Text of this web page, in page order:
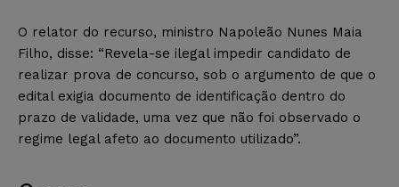
O relator do recurso, ministro Napoleão Nunes Maia
Filho, disse: “Revela-se ilegal impedir candidato de
realizar prova de concurso, sob o argumento de que o
edital exigia documento de identificação dentro do
prazo de validade, uma vez que não foi observado o
regime legal afeto ao documento utilizado”.